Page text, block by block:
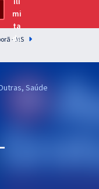
- MS
Saúde